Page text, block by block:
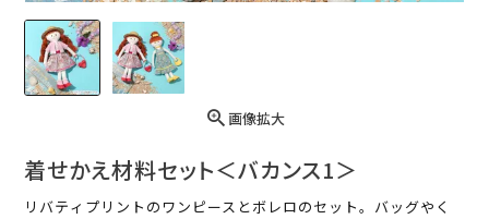
画像拡大
着せかえ材料セット＜バカンス1＞
リバティプリントのワンピースとボレロのセット。バッグやく